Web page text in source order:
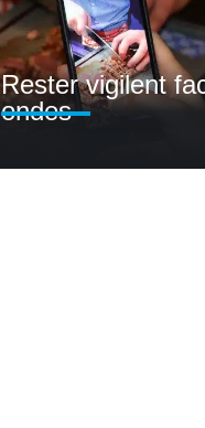
Rester vigilent
ondes